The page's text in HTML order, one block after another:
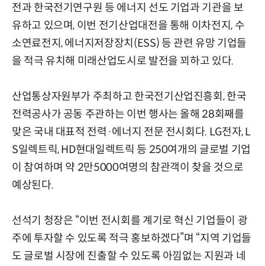
전과 한국전기연구원 등 에너지 선도 기업과 기관을 보
유하고 있으며, 이번 전기산업대전을 통해 이차전지, 수
소연료전지, 에너지저장장치(ESS) 등 관련 유망 기업들
을 적극 유치해 미래산업도시로 발전을 꾀하고 있다.
산업통상자원부가 주최하고 한국전기산업진흥회, 한국
전력공사가 공동 주관하는 이번 행사는 올해 28회째를
맞은 국내 대표적 전력·에너지 전문 전시회다. LG전자, L
S일렉트릭, HD현대일렉트릭 등 250여개의 글로벌 기업
이 참여하며 약 2만5000여명의 참관객이 찾을 것으로
예상된다.
선석기 청장은 “이번 전시회를 계기로 혁신 기업들이 광
주에 투자할 수 있도록 적극 홍보하겠다”며 “지역 기업들
도 글로벌 시장에 진출할 수 있도록 아낌없는 지원과 네